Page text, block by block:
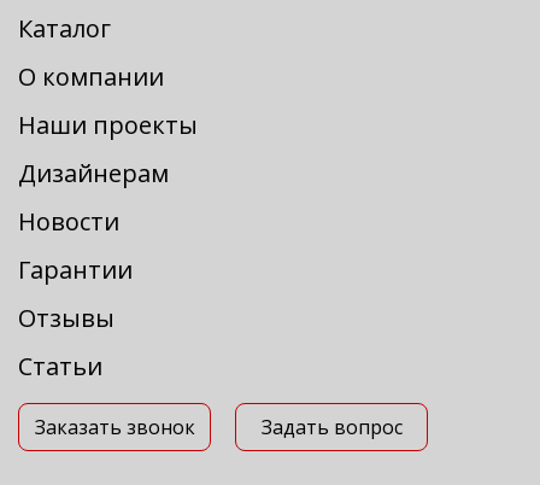
Каталог
О компании
Наши проекты
Дизайнерам
Новости
Гарантии
Отзывы
Статьи
Заказать звонок Задать вопрос